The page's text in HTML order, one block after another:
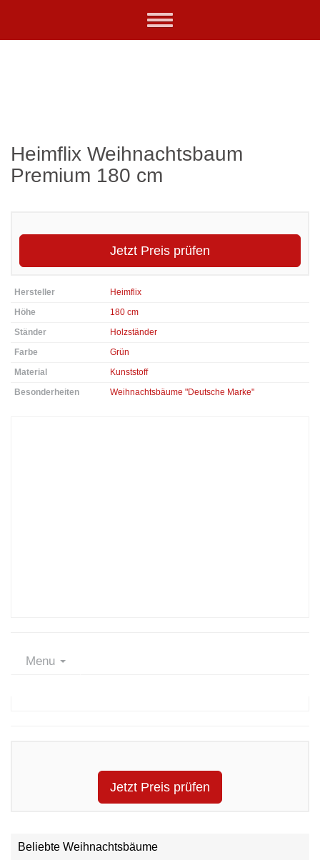
Toggle
Heimflix Weihnachtsbaum
Premium 180 cm
Jetzt Preis prüfen
Hersteller
Heimflix
Höhe
180 cm
Ständer
Holzständer
Farbe
Grün
Material
Kunststoff
Besonderheiten
Weihnachtsbäume "Deutsche Marke"
Menu
Jetzt Preis prüfen
Beliebte Weihnachtsbäume